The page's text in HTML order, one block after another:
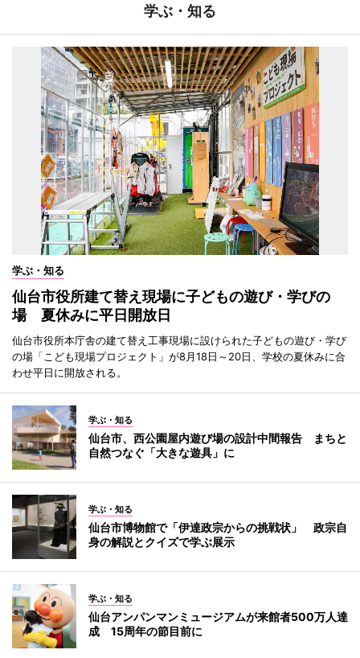
学ぶ・知る
学ぶ・知る
仙台市役所建て替え現場に子どもの遊び・学びの
場 夏休みに平日開放日
仙台市役所本庁舎の建て替え工事現場に設けられた子どもの遊び・学び
の場「こども現場プロジェクト」が8月18日～20日、学校の夏休みに合
わせ平日に開放される。
学ぶ・知る
仙台市、西公園屋内遊び場の設計中間報告 まちと
自然つなぐ「大きな遊具」に
学ぶ・知る
仙台市博物館で「伊達政宗からの挑戦状」 政宗自
身の解説とクイズで学ぶ展示
学ぶ・知る
仙台アンパンマンミュージアムが来館者500万人達
成 15周年の節目前に